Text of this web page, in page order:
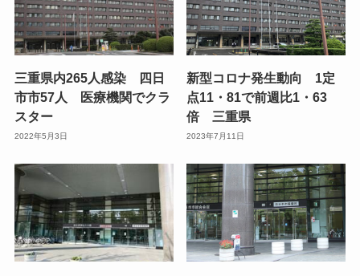
三重県内265人感染 四日
市市57人 医療機関でクラ
スター
2022年5月3日
新型コロナ発生動向 1定
点11・81で前週比1・63
倍 三重県
2023年7月11日